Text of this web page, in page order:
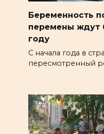
Беременность
перемены ждут
году
С начала года в
пересмотренный